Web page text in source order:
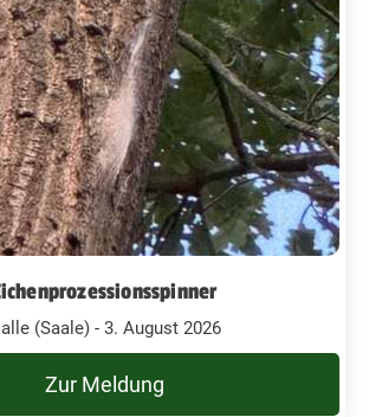
(Saale) - 3. August 2026
Zur Meldung